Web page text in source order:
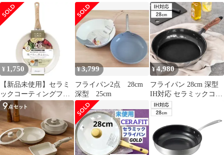
炒め鍋 20cmの3点セッ
ト
24cm （ フライパン
24cm IH対応 ガス火対
応 炒め鍋 深型 セラミ
ックコート 軽い セラミ
ック加工 いため鍋 片手
鍋 アルミ製 軽量 こび
りつきにくい おしゃれ
）)
対応
¥ 1,750
【新品未使用】セラミ
ックコーティングフラ
イパン 26cm(送料込)
¥3,799
フライパン2点 28cm
深型 25cm
¥4,980
フライパン 28cm 深型
IH対応 セラミックコー
ト メセラゼロ いため鍋
（ ガス火対応 炒め鍋
セラミックフライパン
軽い セラミックコーテ
ィング 28センチ アルミ
製 ステンレス製 3層構